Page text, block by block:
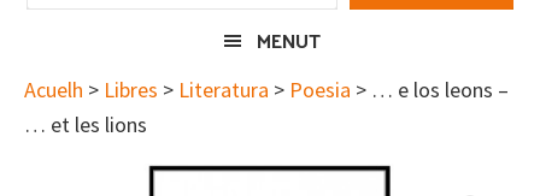
MENUT
Acuelh > Libres > Literatura > Poesia > … e los leons –
… et les lions